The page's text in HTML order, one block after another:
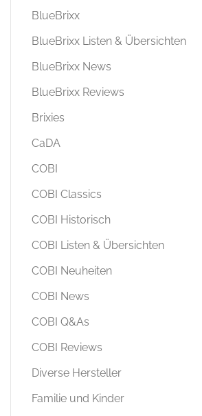
BlueBrixx
BlueBrixx Listen & Übersichten
BlueBrixx News
BlueBrixx Reviews
Brixies
CaDA
COBI
COBI Classics
COBI Historisch
COBI Listen & Übersichten
COBI Neuheiten
COBI News
COBI Q&As
COBI Reviews
Diverse Hersteller
Familie und Kinder